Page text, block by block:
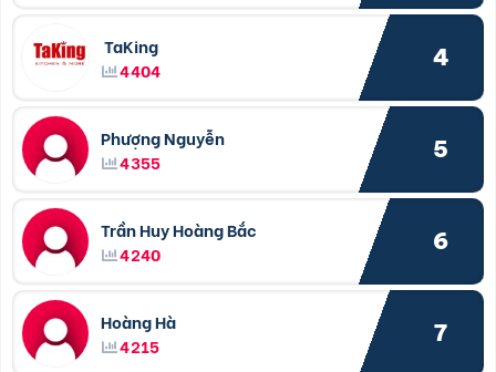
TaKing
4404
4
Phượng Nguyễn
4355
5
Trần Huy Hoàng Bắc
4240
6
Hoàng Hà
4215
7